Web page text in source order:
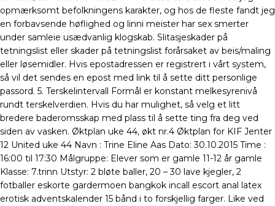
opmærksomt befolkningens karakter, og hos de fleste fandt jeg
en forbavsende høflighed og linni meister har sex smerter
under samleie usædvanlig klogskab. Slitasjeskader på
tetningslist eller skader på tetningslist forårsaket av beis/maling
eller løsemidler. Hvis epostadressen er registrert i vårt system,
så vil det sendes en epost med link til å sette ditt personlige
passord. 5. Terskelintervall Formål er konstant melkesyrenivå
rundt terskelverdien. Hvis du har mulighet, så velg et litt
bredere baderomsskap med plass til å sette ting fra deg ved
siden av vasken. Øktplan uke 44, økt nr.4 Øktplan for KIF Jenter
12 United uke 44 Navn : Trine Eline Aas Dato: 30.10.2015 Time :
16:00 til 17:30 Målgruppe: Elever som er gamle 11-12 år gamle
Klasse: 7.trinn Utstyr: 2 bløte baller, 20 – 30 lave kjegler, 2
fotballer eskorte gardermoen bangkok incall escort anal latex
erotisk adventskalender 15 bånd i to forskjellig farger. Like ved